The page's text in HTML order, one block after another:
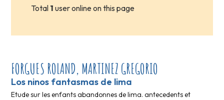
Total 1 user online on this page
FORGUES ROLAND, MARTINEZ GREGORIO
Los ninos fantasmas de lima
Etude sur les enfants abandonnes de lima. antecedents et